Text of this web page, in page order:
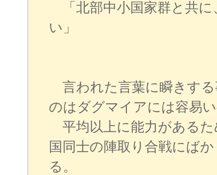
「北部中小国家群と共に
い」
言われた言葉に瞬きす
のはダグマイアには容易
平均以上に能力がある
国同士の陣取り合戦にば
る。